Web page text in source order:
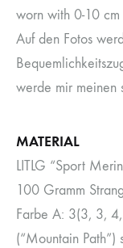
worn with 0-10
Auf den Fotos
werde mir meinen
MATERIAL
LITLG “Sport
100 Gramm
Farbe A: 3(3, 3,
(“Mountain Path”)